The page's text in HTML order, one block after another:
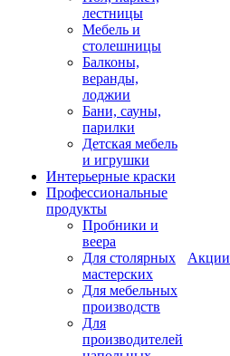
лестницы
Мебель и
столешницы
Балконы,
веранды,
лоджии
Бани, сауны,
парилки
Детская мебель
и игрушки
Интерьерные краски
Профессиональные
продукты
Пробники и
веера
Для столярных
мастерских
Для мебельных
производств
Для
производителей
Акции